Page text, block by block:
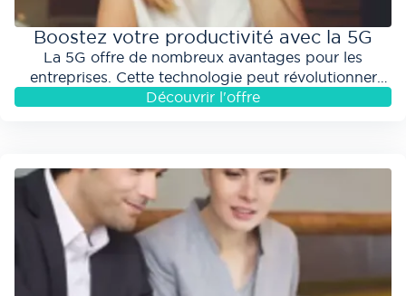
Boostez votre productivité avec la 5G
La 5G offre de nombreux avantages pour les
entreprises. Cette technologie peut révolutionner
votre façon de travailler, de rester connecté et...
Découvrir l'offre